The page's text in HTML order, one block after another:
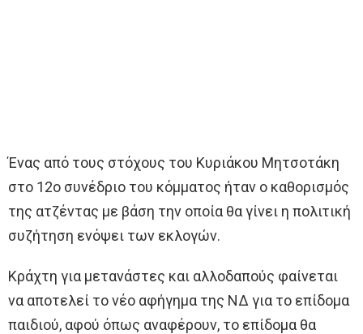
Ένας από τους στόχους του Κυριάκου Μητσοτάκη
στο 12ο συνέδριο του κόμματος ήταν ο καθορισμός
της ατζέντας με βάση την οποία θα γίνει η πολιτική
συζήτηση ενόψει των εκλογών.
Κράχτη για μετανάστες και αλλοδαπούς φαίνεται
να αποτελεί το νέο αφήγημα της ΝΔ για το επίδομα
παιδιού, αφού όπως αναφέρουν, το επίδομα θα